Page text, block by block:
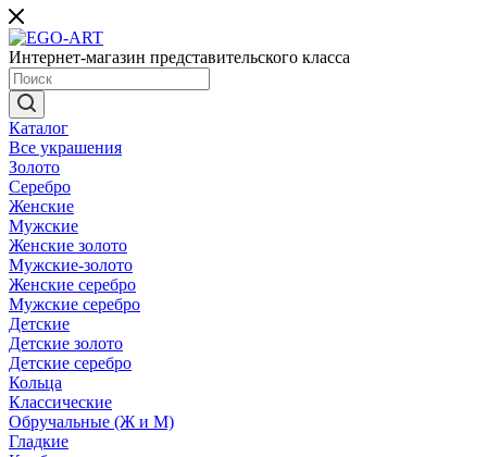
Интернет-магазин представительского класса
Каталог
Все украшения
Золото
Серебро
Женские
Мужские
Женские золото
Мужские-золото
Женские серебро
Мужские серебро
Детские
Детские золото
Детские серебро
Кольца
Классические
Обручальные (Ж и М)
Гладкие